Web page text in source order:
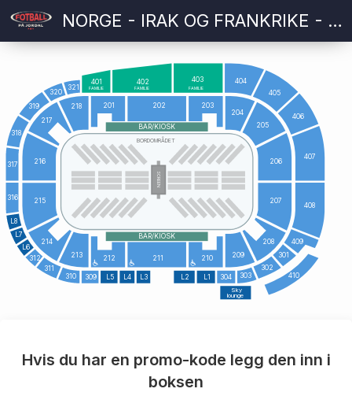
NORGE - IRAK OG FRANKRIKE - SENEGAL
SCREEN
BORDOMRÅDET
301
302
303
304
L1
L2
L3
L4
L5
309
310
311
312
L6
L7
L8
316
317
318
319
320
321
Sky
lounge
401 402 403 404
405
406
407
408
409
410
FAMILIE FAMILIE
FAMILIE
201 202 203
204
205
206
207
208
209
210
211
212
213
214
215
216
217
218
BAR/KIOSK
BAR/KIOSK
Hvis du har en promo-kode legg den inn i
boksen